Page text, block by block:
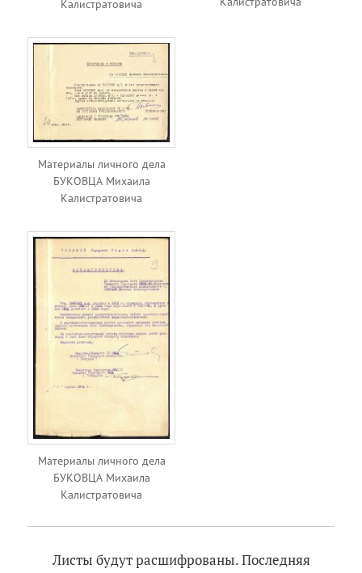
Калистратовича
Материалы личного дела
БУКОВЦА Михаила
Калистратовича
Материалы личного дела
БУКОВЦА Михаила
Калистратовича
Листы будут расшифрованы. Последняя